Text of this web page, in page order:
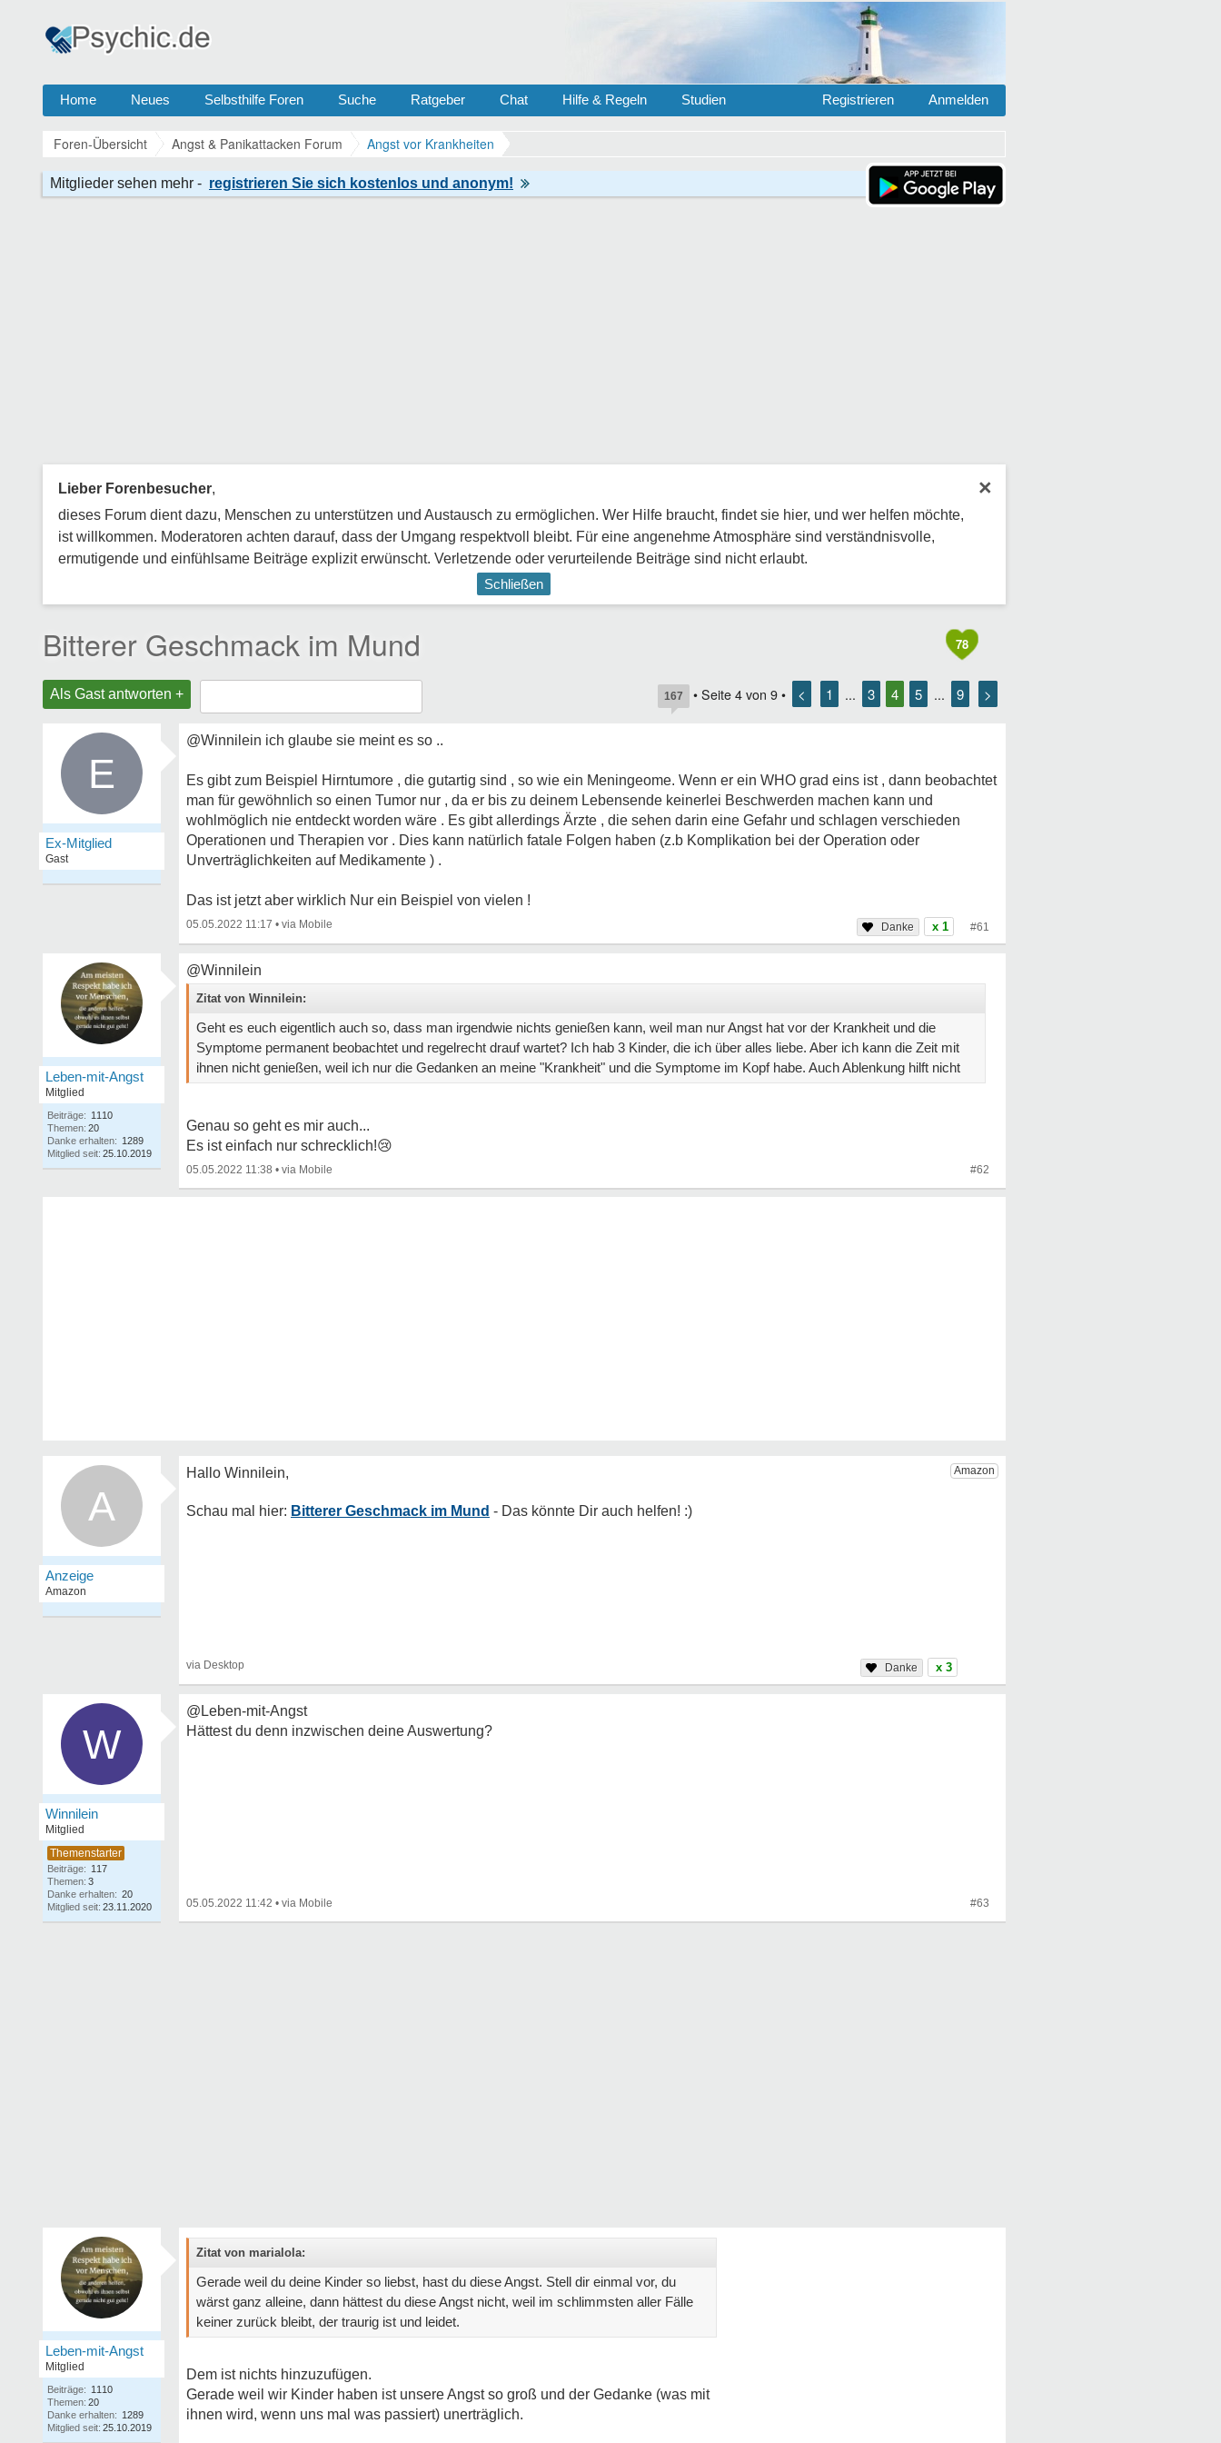
Home Neues Selbsthilfe Foren Suche Ratgeber Chat Hilfe & Regeln Studien Anmelden
Registrieren
Foren-Übersicht Angst & Panikattacken Forum Angst vor Krankheiten
×
Lieber Forenbesucher,
dieses Forum dient dazu, Menschen zu unterstützen und Austausch zu ermöglichen. Wer Hilfe braucht, findet sie hier, und wer helfen möchte,
ist willkommen. Moderatoren achten darauf, dass der Umgang respektvoll bleibt. Für eine angenehme Atmosphäre sind verständnisvolle,
ermutigende und einfühlsame Beiträge explizit erwünscht. Verletzende oder verurteilende Beiträge sind nicht erlaubt.
Schließen
78
Bitterer Geschmack im Mund
Als Gast antworten + 167 • Seite 4 von 9 • < 1 ... 3 4 5 ... 9 >
E
Ex-Mitglied
Gast
@Winnilein ich glaube sie meint es so ..
Es gibt zum Beispiel Hirntumore , die gutartig sind , so wie ein Meningeome. Wenn er ein WHO grad eins ist , dann beobachtet
man für gewöhnlich so einen Tumor nur , da er bis zu deinem Lebensende keinerlei Beschwerden machen kann und
wohlmöglich nie entdeckt worden wäre . Es gibt allerdings Ärzte , die sehen darin eine Gefahr und schlagen verschieden
Operationen und Therapien vor . Dies kann natürlich fatale Folgen haben (z.b Komplikation bei der Operation oder
Unverträglichkeiten auf Medikamente ) .
Das ist jetzt aber wirklich Nur ein Beispiel von vielen !
05.05.2022 11:17 • x 1 #61
Leben-mit-Angst
Mitglied
Beiträge: 1110
Themen: 20
Danke erhalten: 1289
Mitglied seit: 25.10.2019
@Winnilein
Zitat von Winnilein:
Geht es euch eigentlich auch so, dass man irgendwie nichts genießen kann, weil man nur Angst hat vor der Krankheit und die
Symptome permanent beobachtet und regelrecht drauf wartet? Ich hab 3 Kinder, die ich über alles liebe. Aber ich kann die Zeit mit
ihnen nicht genießen, weil ich nur die Gedanken an meine "Krankheit" und die Symptome im Kopf habe. Auch Ablenkung hilft nicht
Genau so geht es mir auch...
Es ist einfach nur schrecklich!😢
05.05.2022 11:38 • #62
A Bitterer Geschmack im Mund
x 3
W
Winnilein
Mitglied
Beiträge: 117
Themen: 3
Danke erhalten: 20
Mitglied seit: 23.11.2020
@Leben-mit-Angst
Hättest du denn inzwischen deine Auswertung?
05.05.2022 11:42 • #63
Leben-mit-Angst
Mitglied
Beiträge: 1110
Themen: 20
Danke erhalten: 1289
Mitglied seit: 25.10.2019
Zitat von marialola:
Gerade weil du deine Kinder so liebst, hast du diese Angst. Stell dir einmal vor, du
wärst ganz alleine, dann hättest du diese Angst nicht, weil im schlimmsten aller Fälle
keiner zurück bleibt, der traurig ist und leidet.
Dem ist nichts hinzuzufügen.
Gerade weil wir Kinder haben ist unsere Angst so groß und der Gedanke (was mit
ihnen wird, wenn uns mal was passiert) unerträglich.